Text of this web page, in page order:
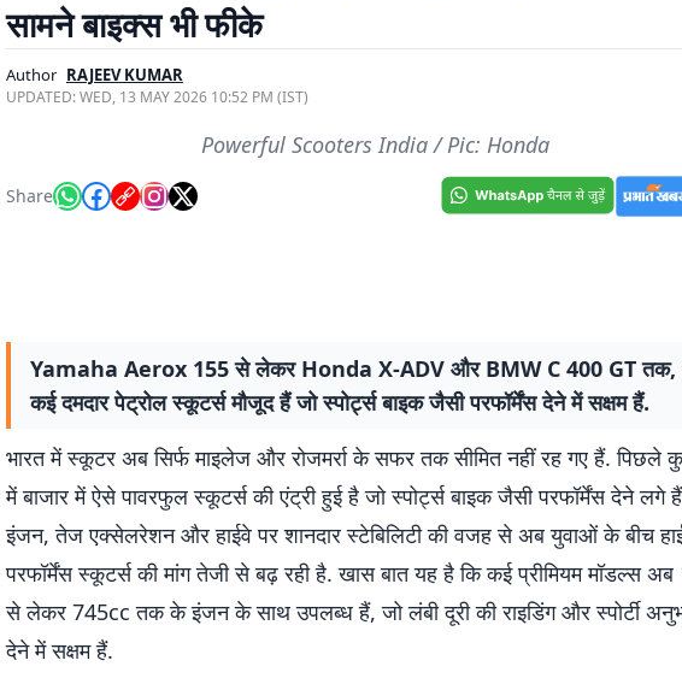
सामने बाइक्स भी फीके
Author RAJEEV KUMAR
UPDATED:WED, 13 MAY 2026 10:52 PM (IST)
Powerful Scooters India / Pic: Honda
Share
Yamaha Aerox 155 से लेकर Honda X-ADV और BMW C 400 GT तक,
कई दमदार पेट्रोल स्कूटर्स मौजूद हैं जो स्पोर्ट्स बाइक जैसी परफॉर्मेंस देने में सक्षम हैं.
भारत में स्कूटर अब सिर्फ माइलेज और रोजमर्रा के सफर तक सीमित नहीं रह गए हैं. पिछले
में बाजार में ऐसे पावरफुल स्कूटर्स की एंट्री हुई है जो स्पोर्ट्स बाइक जैसी परफॉर्मेंस देने लगे
इंजन, तेज एक्सेलरेशन और हाईवे पर शानदार स्टेबिलिटी की वजह से अब युवाओं के बीच
परफॉर्मेंस स्कूटर्स की मांग तेजी से बढ़ रही है. खास बात यह है कि कई प्रीमियम मॉडल्स
से लेकर 745cc तक के इंजन के साथ उपलब्ध हैं, जो लंबी दूरी की राइडिंग और स्पोर्टी
देने में सक्षम हैं.